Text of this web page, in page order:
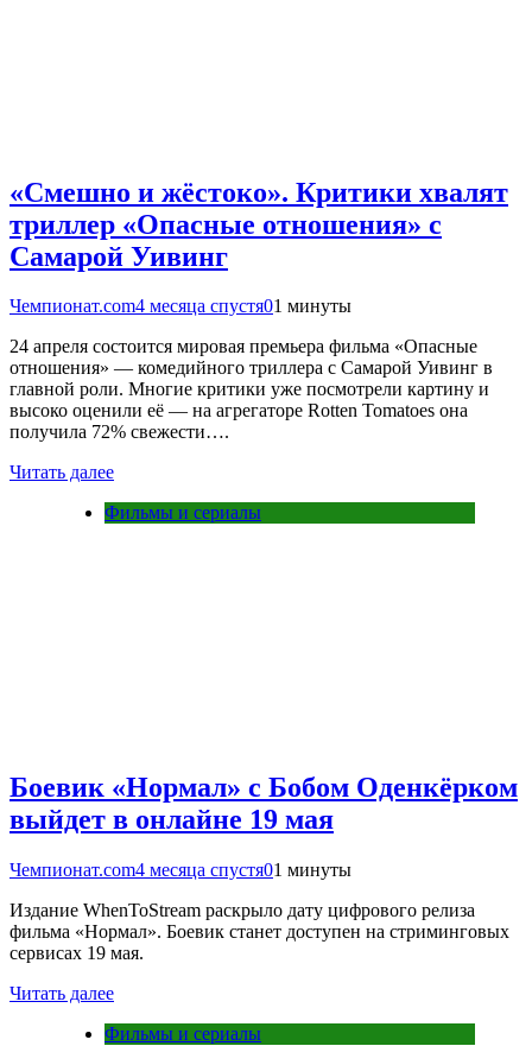
«Смешно и жёстоко». Критики хвалят
триллер «Опасные отношения» с
Самарой Уивинг
Чемпионат.com4 месяца спустя01 минуты
24 апреля состоится мировая премьера фильма «Опасные
отношения» — комедийного триллера с Самарой Уивинг в
главной роли. Многие критики уже посмотрели картину и
высоко оценили её — на агрегаторе Rotten Tomatoes она
получила 72% свежести….
Читать далее
Фильмы и сериалы
Боевик «Нормал» с Бобом Оденкёрком
выйдет в онлайне 19 мая
Чемпионат.com4 месяца спустя01 минуты
Издание WhenToStream раскрыло дату цифрового релиза
фильма «Нормал». Боевик станет доступен на стриминговых
сервисах 19 мая.
Читать далее
Фильмы и сериалы